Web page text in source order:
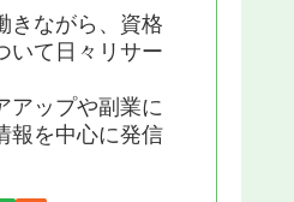
きながら、資格
いて日々リサー
アップや副業に
報を中心に発信